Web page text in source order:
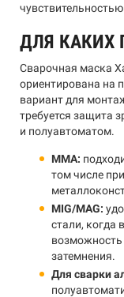
ДЛЯ КАКИХ
Сварочная маска
ориентирована на
вариант для
требуется защита
и полуавтоматом.
MMA:
том числе
MIG/MAG:
стали, когда
возможность
затемнения.
Для сварки